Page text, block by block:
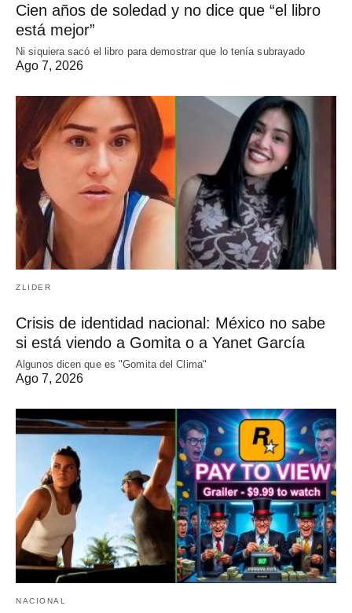
Cien años de soledad y no dice que “el libro
está mejor”
Ni siquiera sacó el libro para demostrar que lo tenía subrayado
Ago 7, 2026
ZLIDER
Crisis de identidad nacional: México no sabe
si está viendo a Gomita o a Yanet García
Algunos dicen que es "Gomita del Clima"
Ago 7, 2026
NACIONAL